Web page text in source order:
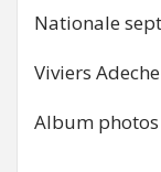
Nationale
Viviers
Album photos